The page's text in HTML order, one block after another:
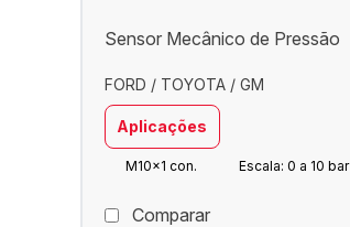
Sensor Mecânico de Pressão
FORD / TOYOTA / GM
Aplicações
M10x1 con. Escala: 0 a 10 bar
Comparar